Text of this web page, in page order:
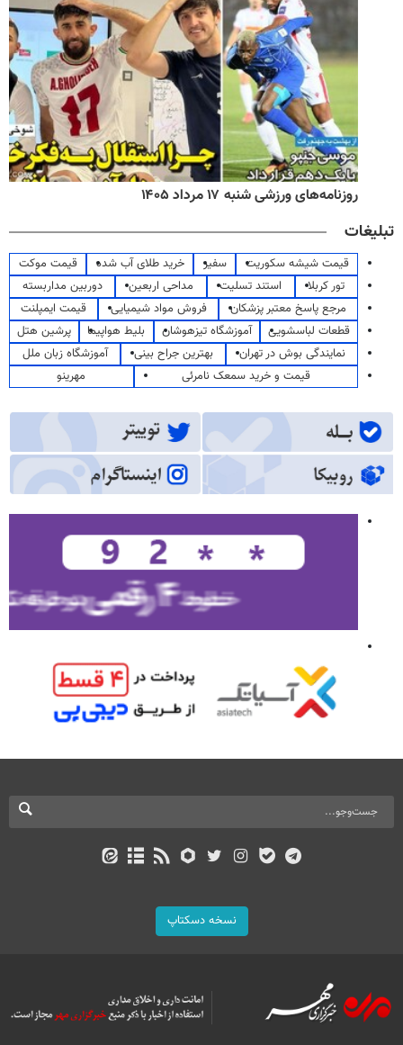
روزنامه‌های ورزشی شنبه ۱۷ مرداد ۱۴۰۵
تبلیغات
قیمت شیشه سکوریت سفیر خرید طلای آب شده
قیمت موکت
تور کربلا
استند تسلیت مداحی اربعین
دوربین مداربسته
مرجع پاسخ معتبر پزشکان
فروش مواد شیمیایی
قیمت ایمپلنت
قطعات لباسشویی
آموزشگاه تیزهوشان بلیط هواپیما
پرشین هتل
نمایندگی بوش در تهران
بهترین جراح بینی
آموزشگاه زبان ملل
قیمت و خرید سمعک نامرئی
مهرینو
نسخه دسکتاپ